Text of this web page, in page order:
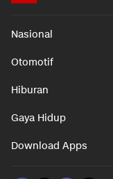
Nasional
Otomotif
Hiburan
Gaya Hidup
Download Apps